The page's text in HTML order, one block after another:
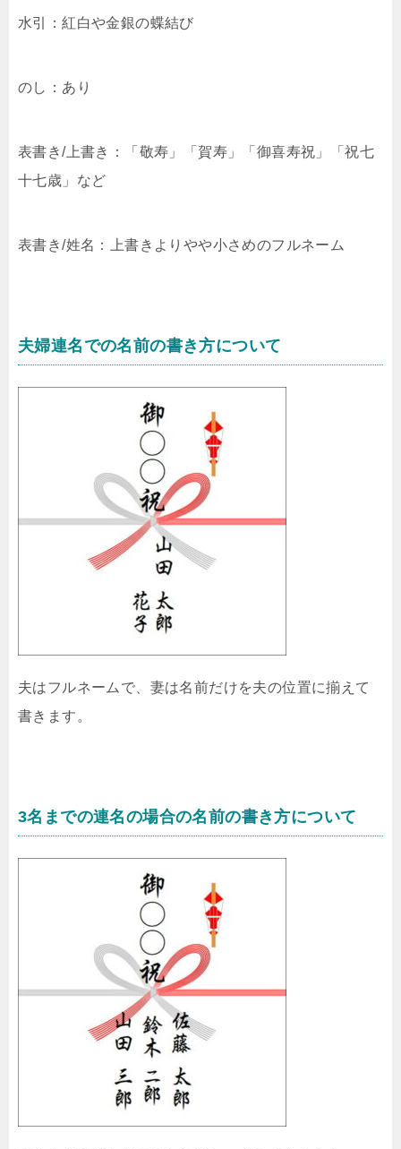
水引：紅白や金銀の蝶結び
のし：あり
表書き/上書き：「敬寿」「賀寿」「御喜寿祝」「祝七
十七歳」など
表書き/姓名：上書きよりやや小さめのフルネーム
夫婦連名での名前の書き方について
夫はフルネームで、妻は名前だけを夫の位置に揃えて
書きます。
3名までの連名の場合の名前の書き方について